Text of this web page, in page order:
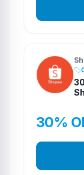
30%